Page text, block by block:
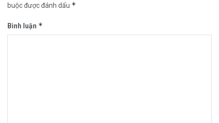
buộc được đánh dấu *
Bình luận *